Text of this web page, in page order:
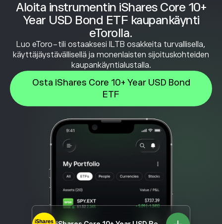
Aloita instrumentin iShares Core 10+
Year USD Bond ETF kaupankäynti
eTorolla.
Luo eToro-tili ostaaksesi ILTB osakkeita turvallisella,
käyttäjäystävällisellä ja monenlaisten sijoituskohteiden
kaupankäyntialustalla.
Osta iShares Core 10+ Year USD Bond
ETF